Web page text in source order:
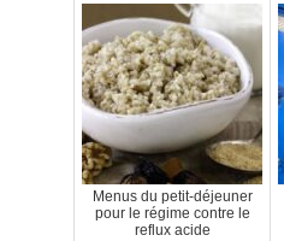
Menus du petit-déjeuner
pour le régime contre le
reflux acide